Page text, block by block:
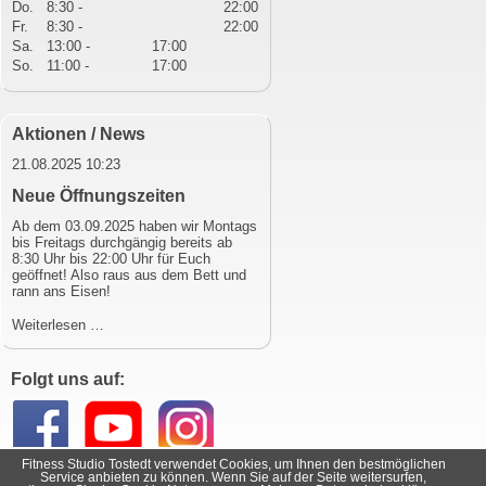
Do. 8:30 -
22:00
Fr.
8:30 -
22:00
Sa.
13:00 -
17:00
So.
11:00 - 17:00
Aktionen / News
21.08.2025 10:23
Neue Öffnungszeiten
Ab dem 03.09.2025 haben wir Montags
bis Freitags durchgängig bereits ab
8:30 Uhr bis 22:00 Uhr für Euch
geöffnet! Also raus aus dem Bett und
rann ans Eisen!
Weiterlesen …
Folgt uns auf:
Kontakt|Datenschutzerklärung|Impressum
©2013-2026 Fitness Studio Tostedt. Alle Rechte vorbehalten.
Fitness Studio Tostedt verwendet Cookies, um Ihnen den bestmöglichen
Service anbieten zu können. Wenn Sie auf der Seite weitersurfen,